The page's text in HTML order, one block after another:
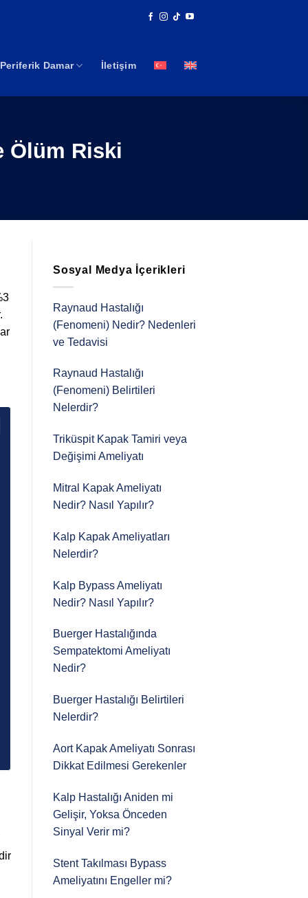
Periferik Damar İletişim
Ölüm Riski
Sosyal Medya İçerikleri
Raynaud Hastalığı
(Fenomeni) Nedir? Nedenleri
ve Tedavisi
Raynaud Hastalığı
(Fenomeni) Belirtileri
Nelerdir?
Triküspit Kapak Tamiri veya
Değişimi Ameliyatı
Mitral Kapak Ameliyatı
Nedir? Nasıl Yapılır?
Kalp Kapak Ameliyatları
Nelerdir?
Kalp Bypass Ameliyatı
Nedir? Nasıl Yapılır?
Buerger Hastalığında
Sempatektomi Ameliyatı
Nedir?
Buerger Hastalığı Belirtileri
Nelerdir?
Aort Kapak Ameliyatı Sonrası
Dikkat Edilmesi Gerekenler
Kalp Hastalığı Aniden mi
Gelişir, Yoksa Önceden
Sinyal Verir mi?
Stent Takılması Bypass
Ameliyatını Engeller mi?